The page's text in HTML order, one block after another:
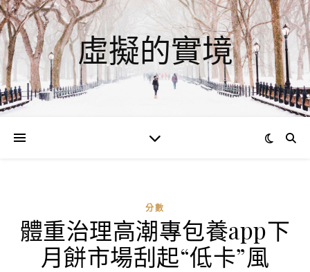
虛擬的實境
分數
體重治理高潮專包養app下
月餅市場刮起“低卡”風